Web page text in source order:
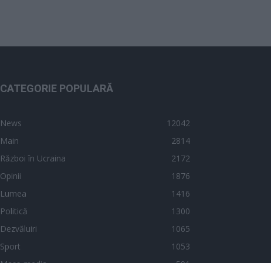
CATEGORIE POPULARĂ
News
12042
Main
2814
Război în Ucraina
2172
Opinii
1876
Lumea
1416
Politică
1300
Dezvăluiri
1065
Sport
1053